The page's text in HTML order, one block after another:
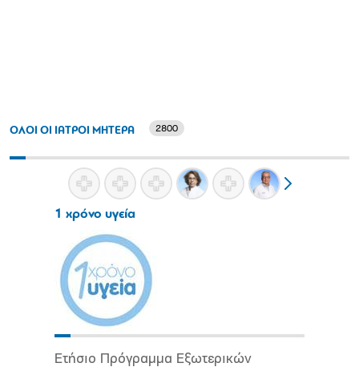
ΟΛΟΙ ΟΙ ΙΑΤΡΟΙ ΜΗΤΕΡΑ 2800
1 χρόνο υγεία
Ετήσιο Πρόγραμμα Εξωτερικών